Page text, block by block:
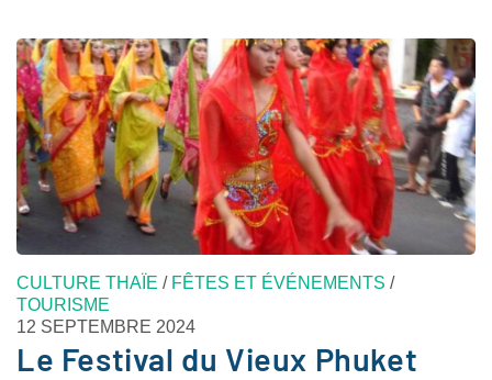
CULTURE THAÏE / FÊTES ET ÉVÉNEMENTS /
TOURISME
12 SEPTEMBRE 2024
Le Festival du Vieux Phuket